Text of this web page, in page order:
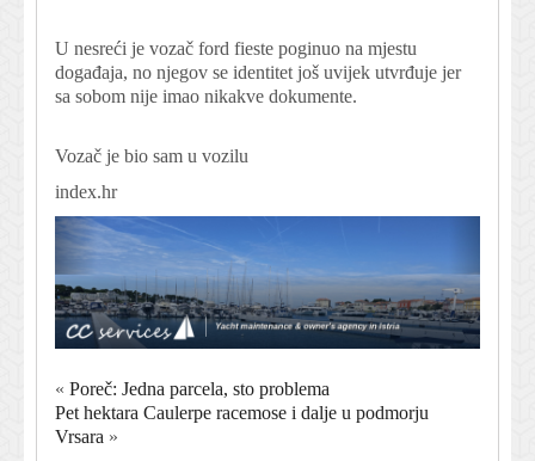
U nesreći je vozač ford fieste poginuo na mjestu
događaja, no njegov se identitet još uvijek utvrđuje jer
sa sobom nije imao nikakve dokumente.
Vozač je bio sam u vozilu
index.hr
« Poreč: Jedna parcela, sto problema
Pet hektara Caulerpe racemose i dalje u podmorju
Vrsara »